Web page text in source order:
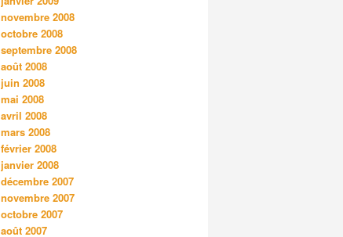
novembre 2008
octobre 2008
septembre 2008
août 2008
juin 2008
mai 2008
avril 2008
mars 2008
février 2008
janvier 2008
décembre 2007
novembre 2007
octobre 2007
août 2007